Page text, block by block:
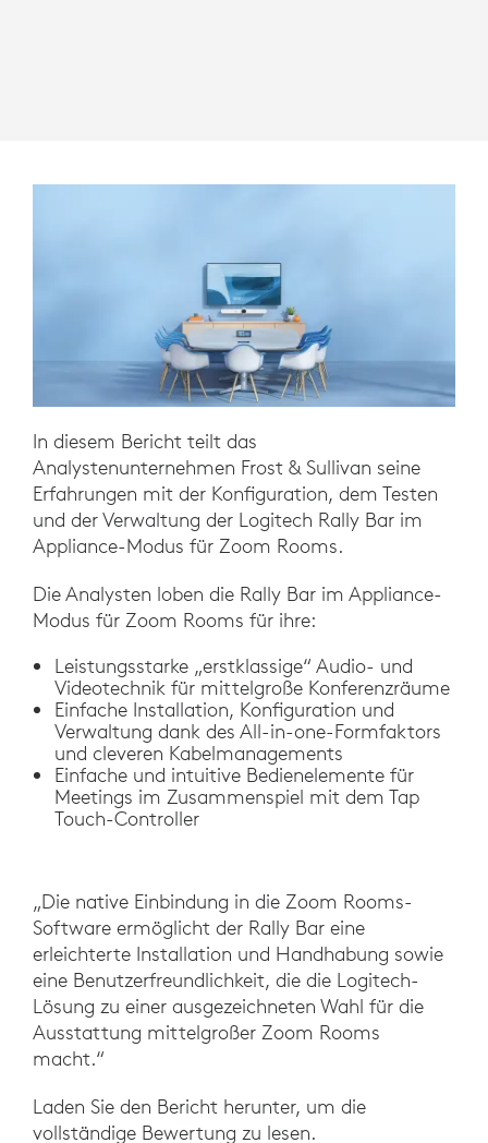
In diesem Bericht teilt das
Analystenunternehmen Frost & Sullivan seine
Erfahrungen mit der Konfiguration, dem Testen
und der Verwaltung der Logitech Rally Bar im
Appliance-Modus für Zoom Rooms.
Die Analysten loben die Rally Bar im Appliance-
Modus für Zoom Rooms für ihre:
Leistungsstarke „erstklassige“ Audio- und
Videotechnik für mittelgroße Konferenzräume
Einfache Installation, Konfiguration und
Verwaltung dank des All-in-one-Formfaktors
und cleveren Kabelmanagements
Einfache und intuitive Bedienelemente für
Meetings im Zusammenspiel mit dem Tap
Touch-Controller
„Die native Einbindung in die Zoom Rooms-
Software ermöglicht der Rally Bar eine
erleichterte Installation und Handhabung sowie
eine Benutzerfreundlichkeit, die die Logitech-
Lösung zu einer ausgezeichneten Wahl für die
Ausstattung mittelgroßer Zoom Rooms
macht.“
Laden Sie den Bericht herunter, um die
vollständige Bewertung zu lesen.